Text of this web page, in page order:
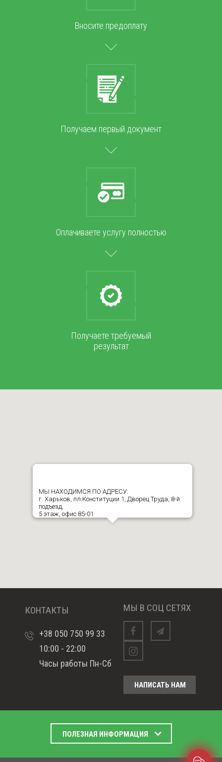
Вносите предоплату
Получаем первый документ
Оплачиваете услугу полностью
Получаете требуемый
результат
МЫ НАХОДИМСЯ ПО АДРЕСУ:
г. Харьков, пл.Конституции 1, Дворец Труда, 8-й
подъезд,
5 этаж, офис 85-01
КОНТАКТЫ
+38 050 750 99 33
10:00 - 22:00
Часы работы Пн-Сб
МЫ В СОЦ СЕТЯХ
Facebooktelegram
Instagram
НАПИСАТЬ НАМ
ПОЛЕЗНАЯ ИНФОРМАЦИЯ